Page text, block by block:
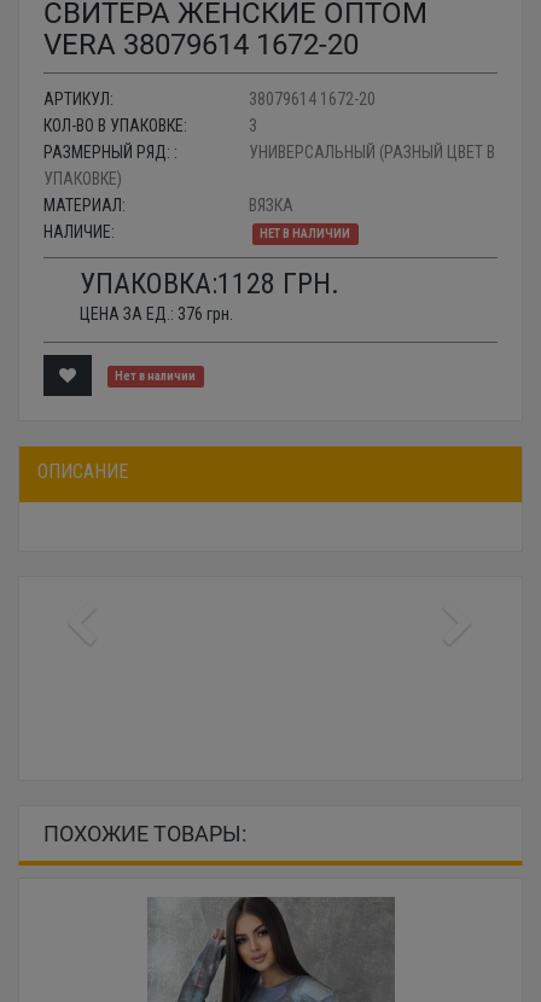
СВИТЕРА ЖЕНСКИЕ ОПТОМ
VERA 38079614 1672-20
АРТИКУЛ:
38079614 1672-20
КОЛ-ВО В УПАКОВКЕ:
3
РАЗМЕРНЫЙ РЯД: :
УНИВЕРСАЛЬНЫЙ (РАЗНЫЙ ЦВЕТ В
УПАКОВКЕ)
МАТЕРИАЛ:
ВЯЗКА
НАЛИЧИЕ:
НЕТ В НАЛИЧИИ
УПАКОВКА:1128 ГРН.
ЦЕНА ЗА ЕД.: 376 грн.
Нет в наличии
ОПИСАНИЕ
ПОХОЖИЕ ТОВАРЫ: